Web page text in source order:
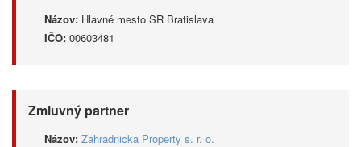
Názov: Hlavné mesto SR Bratislava
IČO: 00603481
Zmluvný partner
Názov: Zahradnicka Property s. r. o.